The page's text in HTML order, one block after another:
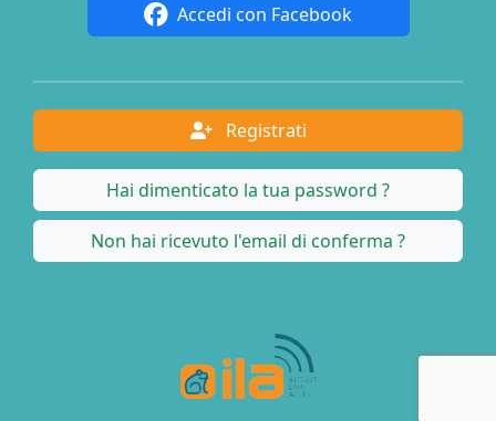
Accedi con Facebook
Registrati
Hai dimenticato la tua password ?
Non hai ricevuto l'email di conferma ?